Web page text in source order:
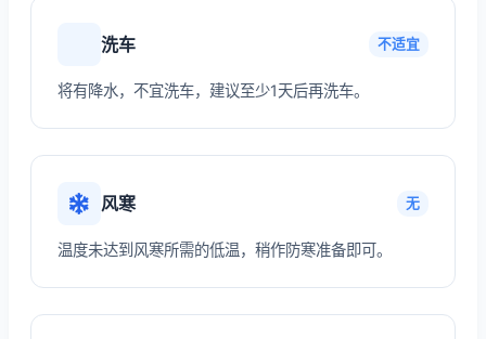
洗车 不适宜
将有降水，不宜洗车，建议至少1天后再洗车。
风寒 无
温度未达到风寒所需的低温，稍作防寒准备即可。